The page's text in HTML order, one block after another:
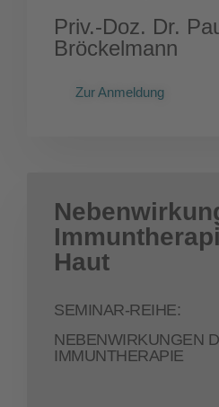
Priv.-Doz. Dr.
Bröckelmann
Zur Anmeldung
Haut
SEMINAR-REIHE:
NEBENWIRKUNGEN
IMMUNTHERAPIE